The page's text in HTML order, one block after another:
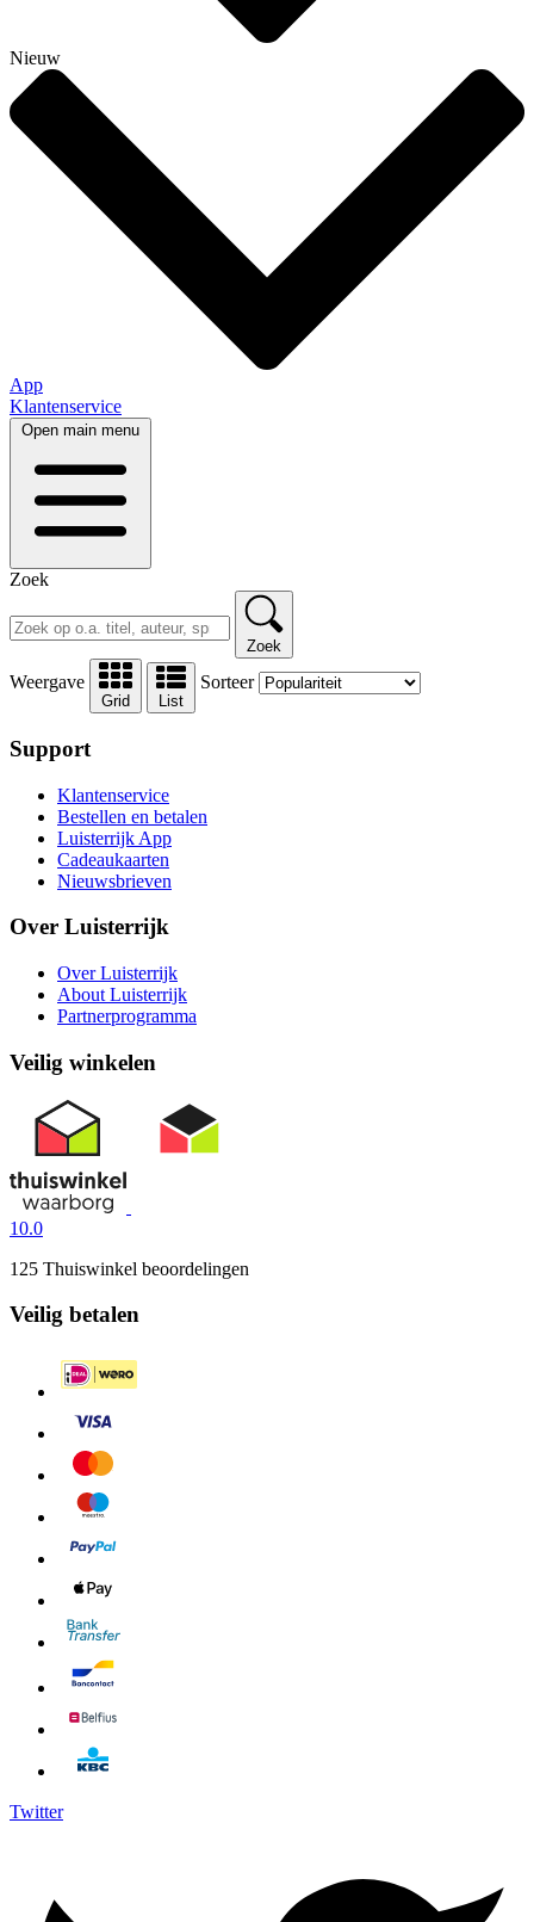
Nieuw
App
Klantenservice
Open main menu
Zoek
Zoek
Weergave
Grid List
Sorteer
Support
Klantenservice
Bestellen en betalen
Luisterrijk App
Cadeaukaarten
Nieuwsbrieven
Over Luisterrijk
Over Luisterrijk
About Luisterrijk
Partnerprogramma
Veilig winkelen
10.0
125 Thuiswinkel beoordelingen
Veilig betalen
Twitter